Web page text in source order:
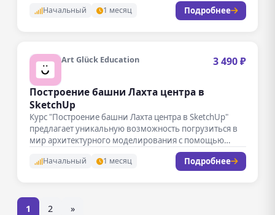
Начальный 1 месяц Подробнее
Art Glück Education 3 490 ₽
Построение башни Лахта центра в
SketchUp
Курс "Построение башни Лахта центра в SketchUp"
предлагает уникальную возможность погрузиться в
мир архитектурного моделирования с помощью
Начальный 1 месяц Подробнее
1 2 »